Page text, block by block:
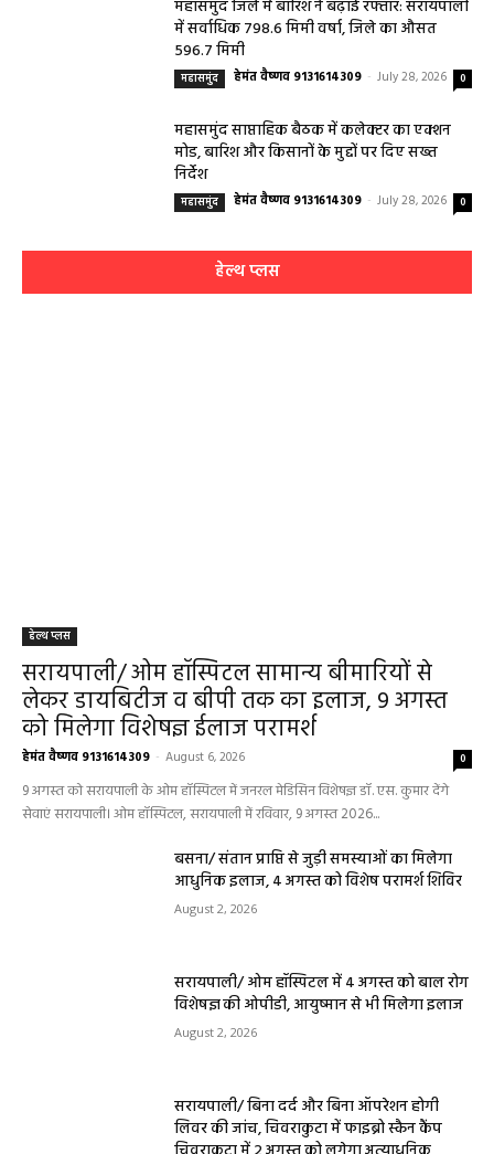
महासमुंद जिले में बारिश ने बढ़ाई रफ्तार: सरायपाली
में सर्वाधिक 798.6 मिमी वर्षा, जिले का औसत
596.7 मिमी
महासमुंद हेमंत वैष्णव 9131614309 - July 28, 2026 0
महासमुंद साप्ताहिक बैठक में कलेक्टर का एक्शन
मोड, बारिश और किसानों के मुद्दों पर दिए सख्त
निर्देश
महासमुंद हेमंत वैष्णव 9131614309 - July 28, 2026 0
हेल्थ प्लस
हेल्थ प्लस
सरायपाली/ ओम हॉस्पिटल सामान्य बीमारियों से
लेकर डायबिटीज व बीपी तक का इलाज, 9 अगस्त
को मिलेगा विशेषज्ञ ईलाज परामर्श
हेमंत वैष्णव 9131614309 - August 6, 2026 0
9 अगस्त को सरायपाली के ओम हॉस्पिटल में जनरल मेडिसिन विशेषज्ञ डॉ. एस. कुमार देंगे
सेवाएं सरायपाली। ओम हॉस्पिटल, सरायपाली में रविवार, 9 अगस्त 2026...
बसना/ संतान प्राप्ति से जुड़ी समस्याओं का मिलेगा
आधुनिक इलाज, 4 अगस्त को विशेष परामर्श शिविर
August 2, 2026
सरायपाली/ ओम हॉस्पिटल में 4 अगस्त को बाल रोग
विशेषज्ञ की ओपीडी, आयुष्मान से भी मिलेगा इलाज
August 2, 2026
सरायपाली/ बिना दर्द और बिना ऑपरेशन होगी
लिवर की जांच, चिवराकुटा में फाइब्रो स्कैन कैंप